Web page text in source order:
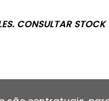
CONSULTAR STOCK